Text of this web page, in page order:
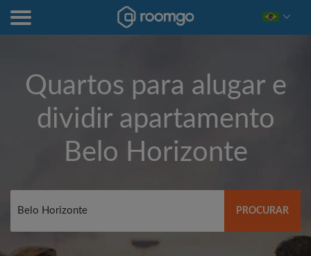
Quartos para alugar e
dividir apartamento
Belo Horizonte
PROCURAR